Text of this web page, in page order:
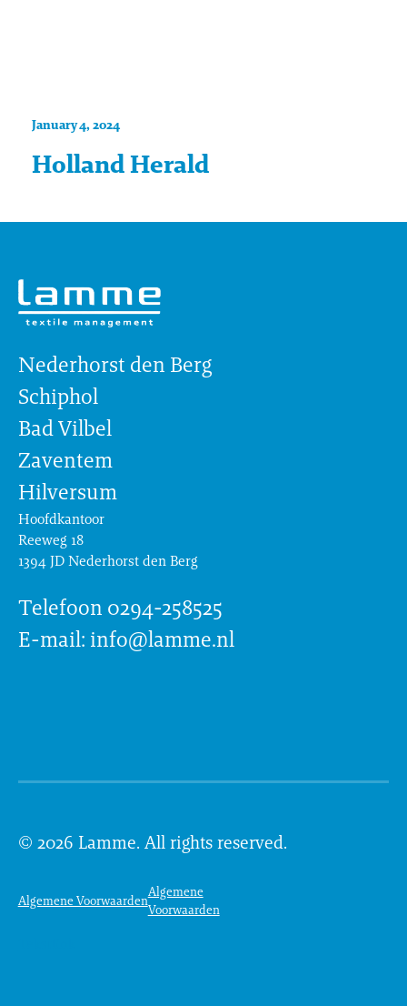
January 4, 2024
Holland Herald
Nederhorst den Berg
Schiphol
Bad Vilbel
Zaventem
Hilversum
Hoofdkantoor
Reeweg 18
1394 JD Nederhorst den Berg
Telefoon 0294-258525
E-mail: info@lamme.nl
© 2026 Lamme. All rights reserved.
Algemene Voorwaarden
Algemene
Voorwaarden